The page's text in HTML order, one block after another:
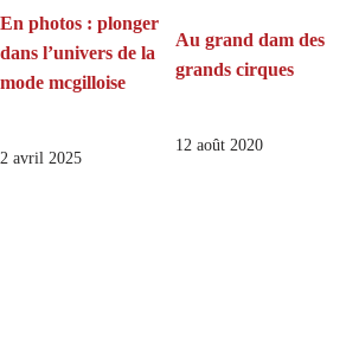
En photos : plonger
dans l’univers de la
mode mcgilloise
2 avril 2025
Au grand dam des
grands cirques
12 août 2020